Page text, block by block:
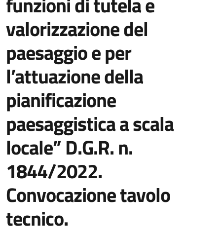
valorizzazione del
paesaggio e per
l’attuazione della
pianificazione
paesaggistica a scala
locale” D.G.R. n.
1844/2022.
Convocazione tavolo
tecnico.